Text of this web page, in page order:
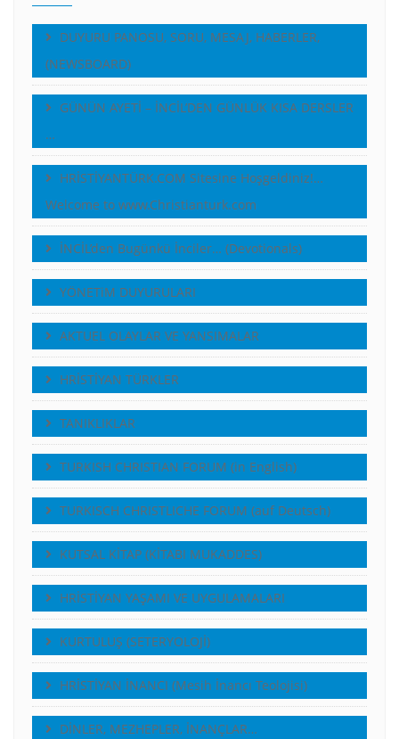
DUYURU PANOSU, SORU, MESAJ, HABERLER,
(NEWSBOARD)
GÜNÜN AYETİ – İNCİL’DEN GÜNLÜK KISA DERSLER
…
HRİSTİYANTÜRK.COM Sitesine Hoşgeldiniz!…
Welcome to www.Christianturk.com
İNCİL’den Bugünkü İnciler… (Devotionals)
YÖNETiM DUYURULARI
AKTUEL OLAYLAR VE YANSIMALAR
HRİSTİYAN TÜRKLER
TANIKLIKLAR
TURKISH CHRISTIAN FORUM (in English)
TURKISCH CHRISTLICHE FORUM (auf Deutsch)
KUTSAL KİTAP (KİTABI MUKADDES)
HRİSTİYAN YAŞAMI VE UYGULAMALARI
KURTULUŞ (SETERYOLOJİ)
HRİSTİYAN İNANCI (Mesih İnancı Teolojisi)
DİNLER, MEZHEPLER, İNANÇLAR…